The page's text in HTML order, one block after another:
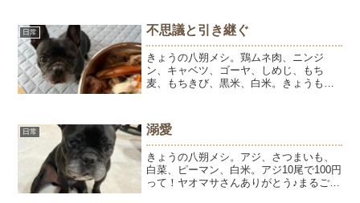
と思うこの頃。今まで１０...
日常 不思議と引き継ぐ
きょうの八朔メシ。鶏ムネ肉、ニンジ
ン、キャベツ、ゴーヤ、しめじ、もち
麦、もちきび、黒米、白米。きょうも完
この投稿をInstagramで見る内藤石けん教
室／内藤パソコン教...
日常 溺愛
きょうの八朔メシ。アジ、さつまいも、
白菜、ピーマン、白米。アジ10尾で100円
って！ヤオマサさんありがとう♪まるごと